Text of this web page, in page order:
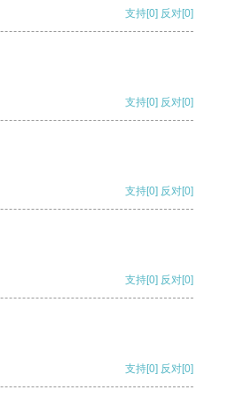
支持[0] 反对[0]
支持[0] 反对[0]
支持[0] 反对[0]
支持[0] 反对[0]
支持[0] 反对[0]